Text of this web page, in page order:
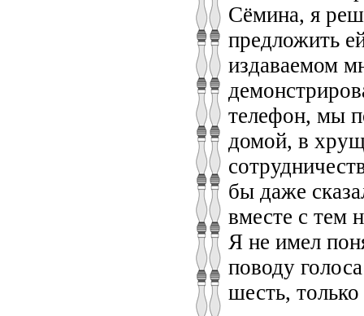
Сёмина, я
предложить
издаваемом
телефон, мы
домой, в
бы даже
вместе с тем
Я не имел
поводу
шесть,